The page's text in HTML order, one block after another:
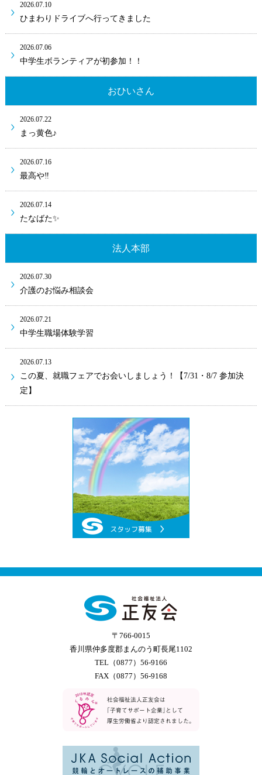
2026.07.10
ひまわりドライブへ行ってきました
2026.07.06
中学生ボランティアが初参加！！
おひいさん
2026.07.22
まっ黄色♪
2026.07.16
最高や‼
2026.07.14
たなばた✨
法人本部
2026.07.30
介護のお悩み相談会
2026.07.21
中学生職場体験学習
2026.07.13
この夏、就職フェアでお会いしましょう！【7/31・8/7 参加決
定】
〒766-0015
香川県仲多度郡まんのう町長尾1102
TEL（0877）56-9166
FAX（0877）56-9168